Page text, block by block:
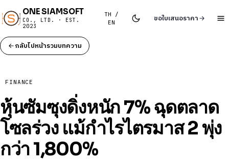
ONE SIAMSOFT
CO., LTD. · EST.
2023
TH /
EN
ขอใบเสนอราคา
กลับไปหน้ารวมบทความ
FINANCE
หุ้นซัมซุงดิ่งหนัก 7% ฉุดตลาด
โซลร่วง แม้กำไรไตรมาส 2 พุ่ง
กว่า 1,800%